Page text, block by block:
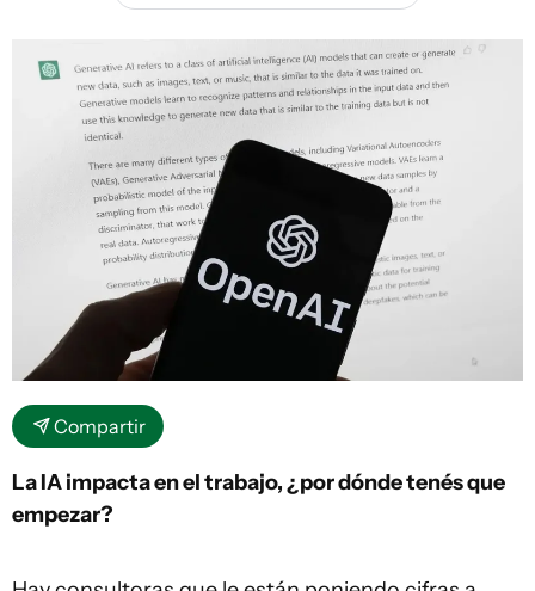
Compartir
La IA impacta en el trabajo, ¿por dónde tenés que
empezar?